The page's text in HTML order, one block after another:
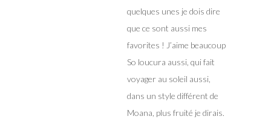
quelques unes je dois dire
que ce sont aussi mes
favorites ! J’aime beaucoup
So loucura aussi, qui fait
voyager au soleil aussi,
dans un style différent de
Moana, plus fruité je dirais.